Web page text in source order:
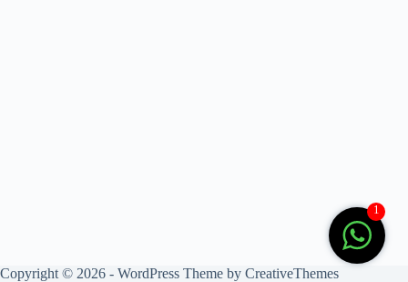
Copyright © 2026 - WordPress Theme by CreativeThemes
1